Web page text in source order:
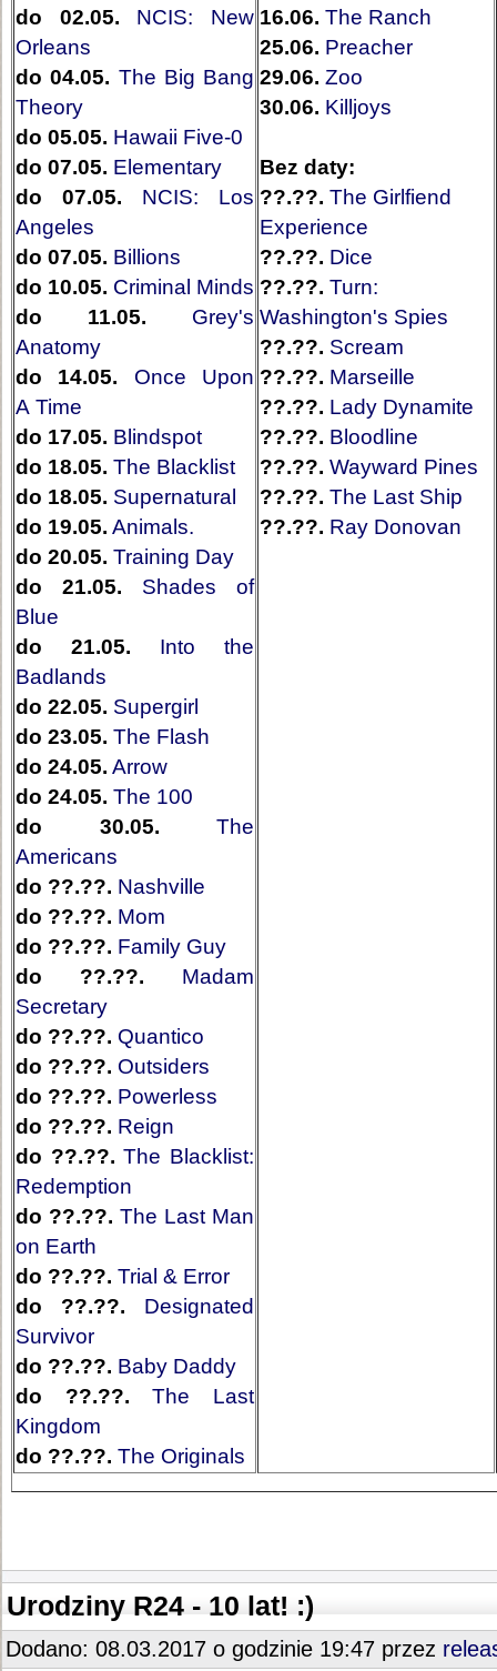
do 02.05.
NCIS: New
Orleans
do 04.05. The Big Bang
Theory
do 05.05. Hawaii Five-0
do 07.05. Elementary
do 07.05.
NCIS: Los
Angeles
do 07.05. Billions
do 10.05. Criminal Minds
do 11.05.
Grey's
Anatomy
do 14.05.
Once Upon
A Time
do 17.05. Blindspot
do 18.05. The Blacklist
do 18.05. Supernatural
do 19.05. Animals.
do 20.05. Training Day
do 21.05. Shades of
Blue
do 21.05.
Into the
Badlands
do 22.05. Supergirl
do 23.05. The Flash
do 24.05. Arrow
do 24.05. The 100
do 30.05. The
Americans
do ??.??. Nashville
do ??.??. Mom
do ??.??. Family Guy
do ??.??.
Madam
Secretary
do ??.??. Quantico
do ??.??. Outsiders
do ??.??. Powerless
do ??.??. Reign
do ??.??.The Blacklist:
Redemption
do ??.??. The Last Man
on Earth
do ??.??. Trial & Error
do ??.??.
Designated
Survivor
do ??.??. Baby Daddy
do ??.??.The Last
Kingdom
do ??.??. The Originals
16.06. The Ranch
25.06. Preacher
29.06. Zoo
30.06. Killjoys
Bez daty:
??.??. The Girlfiend
Experience
??.??. Dice
??.??. Turn:
Washington's Spies
??.??. Scream
??.??. Marseille
??.??. Lady Dynamite
??.??. Bloodline
??.??. Wayward Pines
??.??. The Last Ship
??.??. Ray Donovan
Urodziny R24 - 10 lat! :)
Dodano: 08.03.2017 o godzinie 19:47 przez